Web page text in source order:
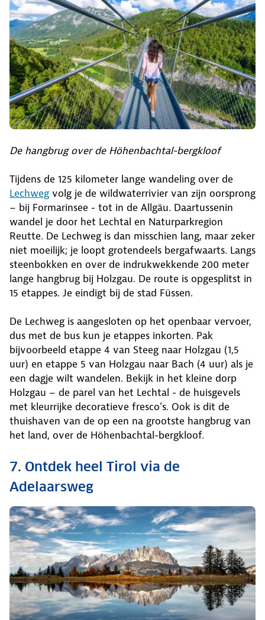
De hangbrug over de Höhenbachtal-bergkloof
Tijdens de 125 kilometer lange wandeling over de
Lechweg volg je de wildwaterrivier van zijn oorsprong
– bij Formarinsee - tot in de Allgäu. Daartussenin
wandel je door het Lechtal en Naturparkregion
Reutte. De Lechweg is dan misschien lang, maar zeker
niet moeilijk; je loopt grotendeels bergafwaarts. Langs
steenbokken en over de indrukwekkende 200 meter
lange hangbrug bij Holzgau. De route is opgesplitst in
15 etappes. Je eindigt bij de stad Füssen.
De Lechweg is aangesloten op het openbaar vervoer,
dus met de bus kun je etappes inkorten. Pak
bijvoorbeeld etappe 4 van Steeg naar Holzgau (1,5
uur) en etappe 5 van Holzgau naar Bach (4 uur) als je
een dagje wilt wandelen. Bekijk in het kleine dorp
Holzgau – de parel van het Lechtal - de huisgevels
met kleurrijke decoratieve fresco’s. Ook is dit de
thuishaven van de op een na grootste hangbrug van
het land, over de Höhenbachtal-bergkloof.
7. Ontdek heel Tirol via de
Adelaarsweg